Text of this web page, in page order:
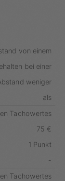
von einem
bei einer
weniger
als
Tachowertes
75 €
1 Punkt
-
Tachowertes